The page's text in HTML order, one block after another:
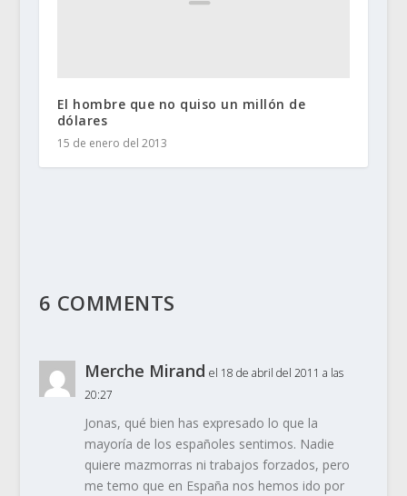
El hombre que no quiso un millón de
dólares
15 de enero del 2013
6 COMMENTS
Merche Mirand el 18 de abril del 2011 a las
20:27
Jonas, qué bien has expresado lo que la
mayoría de los españoles sentimos. Nadie
quiere mazmorras ni trabajos forzados, pero
me temo que en España nos hemos ido por